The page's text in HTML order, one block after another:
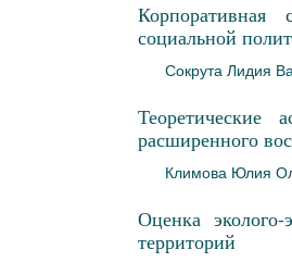
Корпоративная
социальной
Сокрута Лидия
расширенного
Климова Юлия
Оценка
территорий